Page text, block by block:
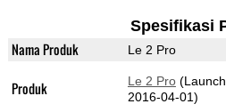
Spesifikasi
Nama Produk Le 2 Pro
Produk Le 2 Pro
2016-04-01)